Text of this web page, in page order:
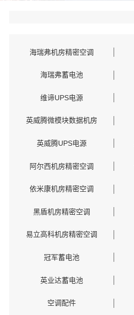
海瑞弗机房精密空调
海瑞弗蓄电池
维谛UPS电源
英威腾微模块数据机房
英威腾UPS电源
阿尔西机房精密空调
依米康机房精密空调
黑盾机房精密空调
易立高科机房精密空调
冠军蓄电池
英业达蓄电池
空调配件